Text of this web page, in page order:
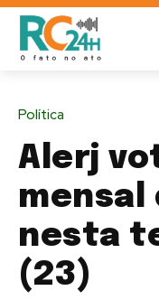
Política
Alerj
mensal
nesta
(23)